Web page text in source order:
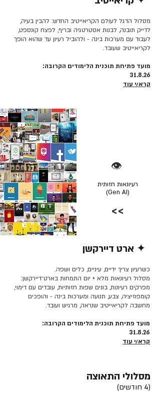
מסלול הדגל לעולם הקריאייטיב החדש: להבין בעיה,
לדייק תובנה, לבנות אסטרטגיה ובריף, לפצח קונספט,
לעבוד עם מערכות בינה - ולהוביל רעיון עד שהוא הופך
לקריאייטיב שעובד.
מועד פתיחת תוכנית הלימודים הקרובה:
31.8.26
קרא/י עוד
👁️
רעיונאות חזותית
(Gen AI)
>>
✦ ארט דיירקשן
כשרעיון צריך ידיים, עיניים, כלים ושפה.
מסלול רעיונאות מלא + יום התמחות בארט־דיירקשן:
מפרקים רעיונות, בונים שפות חזותיות, עובדים עם דימוי,
קומפוזיציה, צבע, תנועה ומערכות בינה - והופכים
מחשבה לקריאייטיב שנראה, מרגיש ועובד.
מועד פתיחת תוכנית הלימודים הקרובה:
31.8.26
קרא/י עוד
מסלולי התאוצה
(4 חודשים)